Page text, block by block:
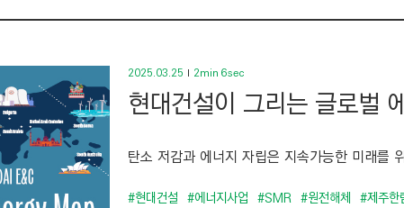
2025.03.25 2min 6sec
현대건설이 그리는 글로벌
탄소 저감과 에너지 자립은 지속가능한 미래를
#현대건설 #에너지사업 #SMR #원전해체 #제주한